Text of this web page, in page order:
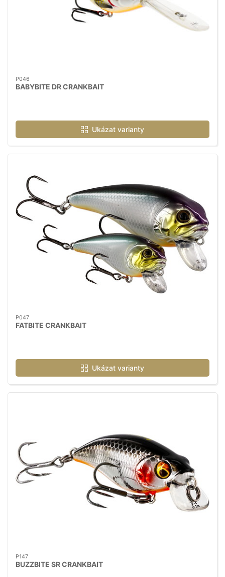
P046
BABYBITE DR CRANKBAIT
Ukázat varianty
P047
FATBITE CRANKBAIT
Ukázat varianty
P147
BUZZBITE SR CRANKBAIT